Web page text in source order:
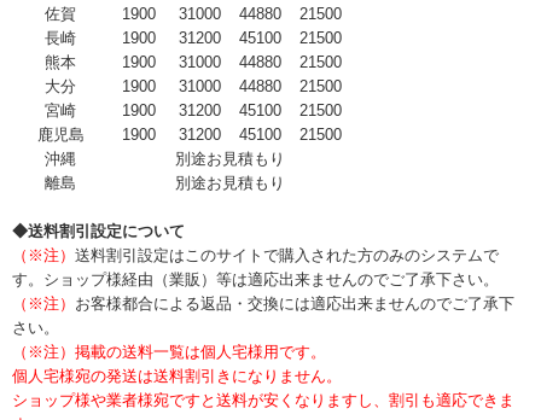
佐賀
1900 31000 44880
21500
長崎
1900 31200 45100
21500
熊本
1900 31000 44880
21500
大分
1900 31000 44880
21500
宮崎
1900 31200 45100
21500
鹿児島
1900 31200 45100
21500
沖縄
別途お見積もり
離島
別途お見積もり
◆送料割引設定について
（※注） 送料割引設定はこのサイトで購入された方のみのシステムで
す。ショップ様経由（業販）等は適応出来ませんのでご了承下さい。
（※注） お客様都合による返品・交換には適応出来ませんのでご了承下
さい。
（※注）掲載の送料一覧は個人宅様用です。
個人宅様宛の発送は送料割引きになりません。
ショップ様や業者様宛ですと送料が安くなりますし、割引も適応できま